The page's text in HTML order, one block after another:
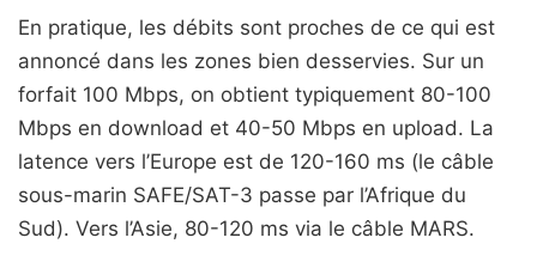
En pratique, les débits sont proches de ce qui est
annoncé dans les zones bien desservies. Sur un
forfait 100 Mbps, on obtient typiquement 80-100
Mbps en download et 40-50 Mbps en upload. La
latence vers l’Europe est de 120-160 ms (le câble
sous-marin SAFE/SAT-3 passe par l’Afrique du
Sud). Vers l’Asie, 80-120 ms via le câble MARS.